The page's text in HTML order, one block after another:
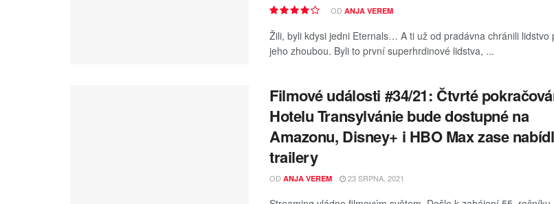
OD ANJA VEREM
Žili, byli kdysi jedni Eternals… A ti už od pradávna chránili lidstvo
jeho zhoubou. Byli to první superhrdinové lidstva, ...
Filmové události #34/21: Čtvrté
Hotelu Transylvánie bude dostupné na
Amazonu, Disney+ i HBO Max zase
trailery
OD ANJA VEREM 23 SRPNA, 2021